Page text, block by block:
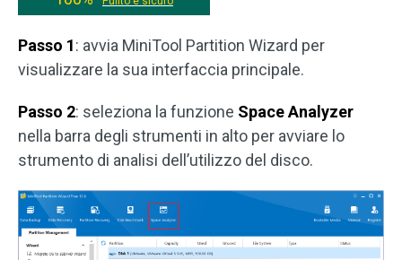
Passo 1: avvia MiniTool Partition Wizard per
visualizzare la sua interfaccia principale.
Passo 2: seleziona la funzione Space Analyzer
nella barra degli strumenti in alto per avviare lo
strumento di analisi dell’utilizzo del disco.